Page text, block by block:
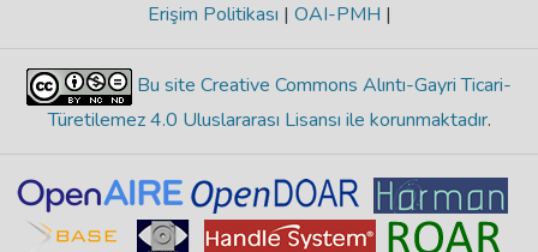
Erişim Politikası | OAI-PMH |
Bu site Creative Commons Alıntı-Gayri Ticari-
Türetilemez 4.0 Uluslararası Lisansı ile korunmaktadır.